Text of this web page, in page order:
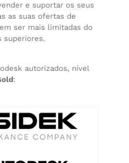
e suportar os seus
as suas ofertas de
ser mais limitadas do
superiores.
autorizados, nível
: